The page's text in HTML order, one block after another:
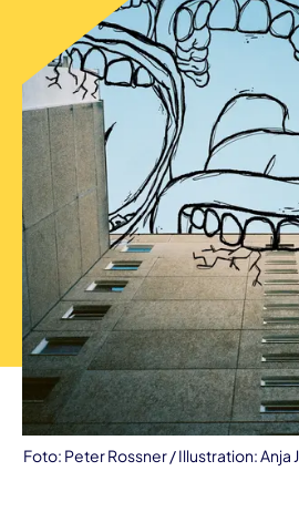
Foto: Peter Rossner / Illustration: Anja